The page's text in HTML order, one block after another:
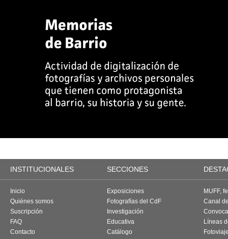
INSTITUCIONALES SECCIONES
Inicio
Quiénes somos
Suscripción
FAQ
Contacto
Exposiciones
Fotografías del CdF
Investigación
Educativa
Catálogo
MUFF,
Canal
Líneas